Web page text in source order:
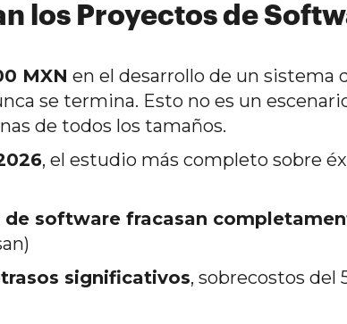
los Proyectos de
MXN en el desarrollo de un sistema
se termina. Esto no es un
de todos los tamaños.
, el estudio más completo sobre
de software fracasan
significativos, sobrecostos del